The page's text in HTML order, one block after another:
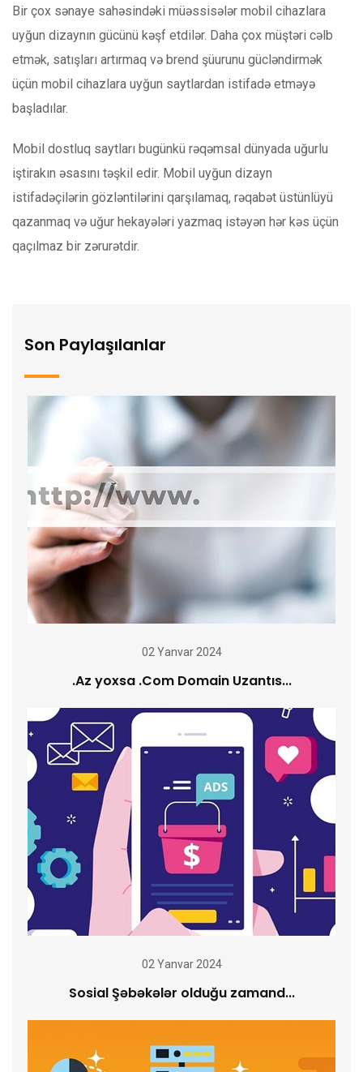
Bir çox sənaye sahəsindəki müəssisələr mobil cihazlara
uyğun dizaynın gücünü kəşf etdilər. Daha çox müştəri cəlb
etmək, satışları artırmaq və brend şüurunu gücləndirmək
üçün mobil cihazlara uyğun saytlardan istifadə etməyə
başladılar.
Mobil dostluq saytları bugünkü rəqəmsal dünyada uğurlu
iştirakın əsasını təşkil edir. Mobil uyğun dizayn
istifadəçilərin gözləntilərini qarşılamaq, rəqabət üstünlüyü
qazanmaq və uğur hekayələri yazmaq istəyən hər kəs üçün
qaçılmaz bir zərurətdir.
Son Paylaşılanlar
02 Yanvar 2024
.Az yoxsa .Com Domain Uzantıs...
02 Yanvar 2024
Sosial Şəbəkələr olduğu zamand...